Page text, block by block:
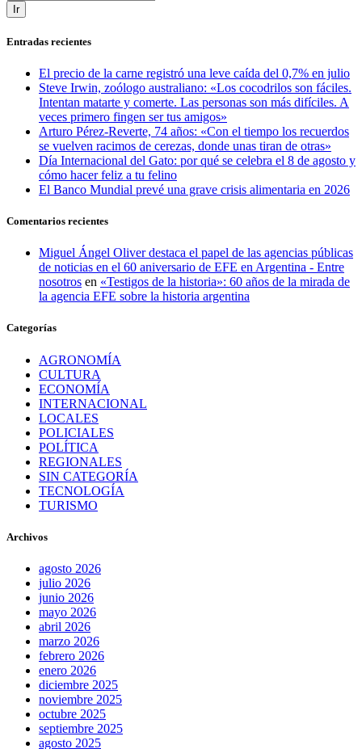
Ir
Entradas recientes
El precio de la carne registró una leve caída del 0,7% en julio
Steve Irwin, zoólogo australiano: «Los cocodrilos son fáciles.
Intentan matarte y comerte. Las personas son más difíciles. A
veces primero fingen ser tus amigos»
Arturo Pérez-Reverte, 74 años: «Con el tiempo los recuerdos
se vuelven racimos de cerezas, donde unas tiran de otras»
Día Internacional del Gato: por qué se celebra el 8 de agosto y
cómo hacer feliz a tu felino
El Banco Mundial prevé una grave crisis alimentaria en 2026
Comentarios recientes
Miguel Ángel Oliver destaca el papel de las agencias públicas
de noticias en el 60 aniversario de EFE en Argentina - Entre
nosotros en «Testigos de la historia»: 60 años de la mirada de
la agencia EFE sobre la historia argentina
Categorías
AGRONOMÍA
CULTURA
ECONOMÍA
INTERNACIONAL
LOCALES
POLICIALES
POLÍTICA
REGIONALES
SIN CATEGORÍA
TECNOLOGÍA
TURISMO
Archivos
agosto 2026
julio 2026
junio 2026
mayo 2026
abril 2026
marzo 2026
febrero 2026
enero 2026
diciembre 2025
noviembre 2025
octubre 2025
septiembre 2025
agosto 2025